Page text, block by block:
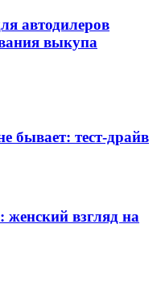
автодилеров
выкупа
бывает: тест-драйв
женский взгляд на